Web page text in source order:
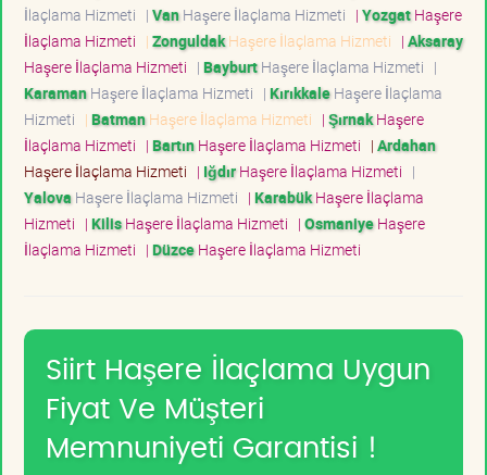
İlaçlama Hizmeti | VanHaşere İlaçlama Hizmeti | YozgatHaşere
İlaçlama Hizmeti | ZonguldakHaşere İlaçlama Hizmeti | Aksaray
Haşere İlaçlama Hizmeti | BayburtHaşere İlaçlama Hizmeti |
KaramanHaşere İlaçlama Hizmeti | KırıkkaleHaşere İlaçlama
Hizmeti | BatmanHaşere İlaçlama Hizmeti | ŞırnakHaşere
İlaçlama Hizmeti | BartınHaşere İlaçlama Hizmeti | Ardahan
Haşere İlaçlama Hizmeti | IğdırHaşere İlaçlama Hizmeti |
Yalova Haşere İlaçlama Hizmeti | KarabükHaşere İlaçlama
Hizmeti | KilisHaşere İlaçlama Hizmeti | OsmaniyeHaşere
İlaçlama Hizmeti | DüzceHaşere İlaçlama Hizmeti
Siirt Haşere İlaçlama Uygun
Fiyat Ve Müşteri
Memnuniyeti Garantisi !